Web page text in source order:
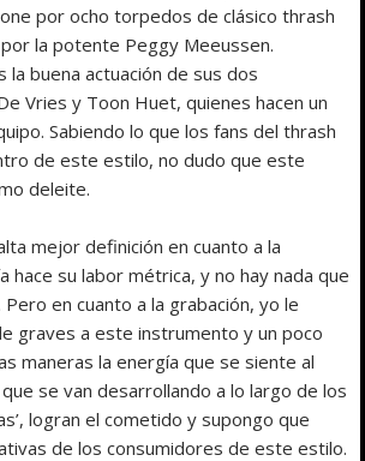
por ocho torpedos de clásico thrash
la potente Peggy Meeussen.
la buena actuación de sus dos
Vries y Toon Huet, quienes hacen un
Sabiendo lo que los fans del thrash
de este estilo, no dudo que este
deleite.
mejor definición en cuanto a la
hace su labor métrica, y no hay nada que
en cuanto a la grabación, yo le
graves a este instrumento y un poco
maneras la energía que se siente al
se van desarrollando a lo largo de los
logran el cometido y supongo que
de los consumidores de este estilo.